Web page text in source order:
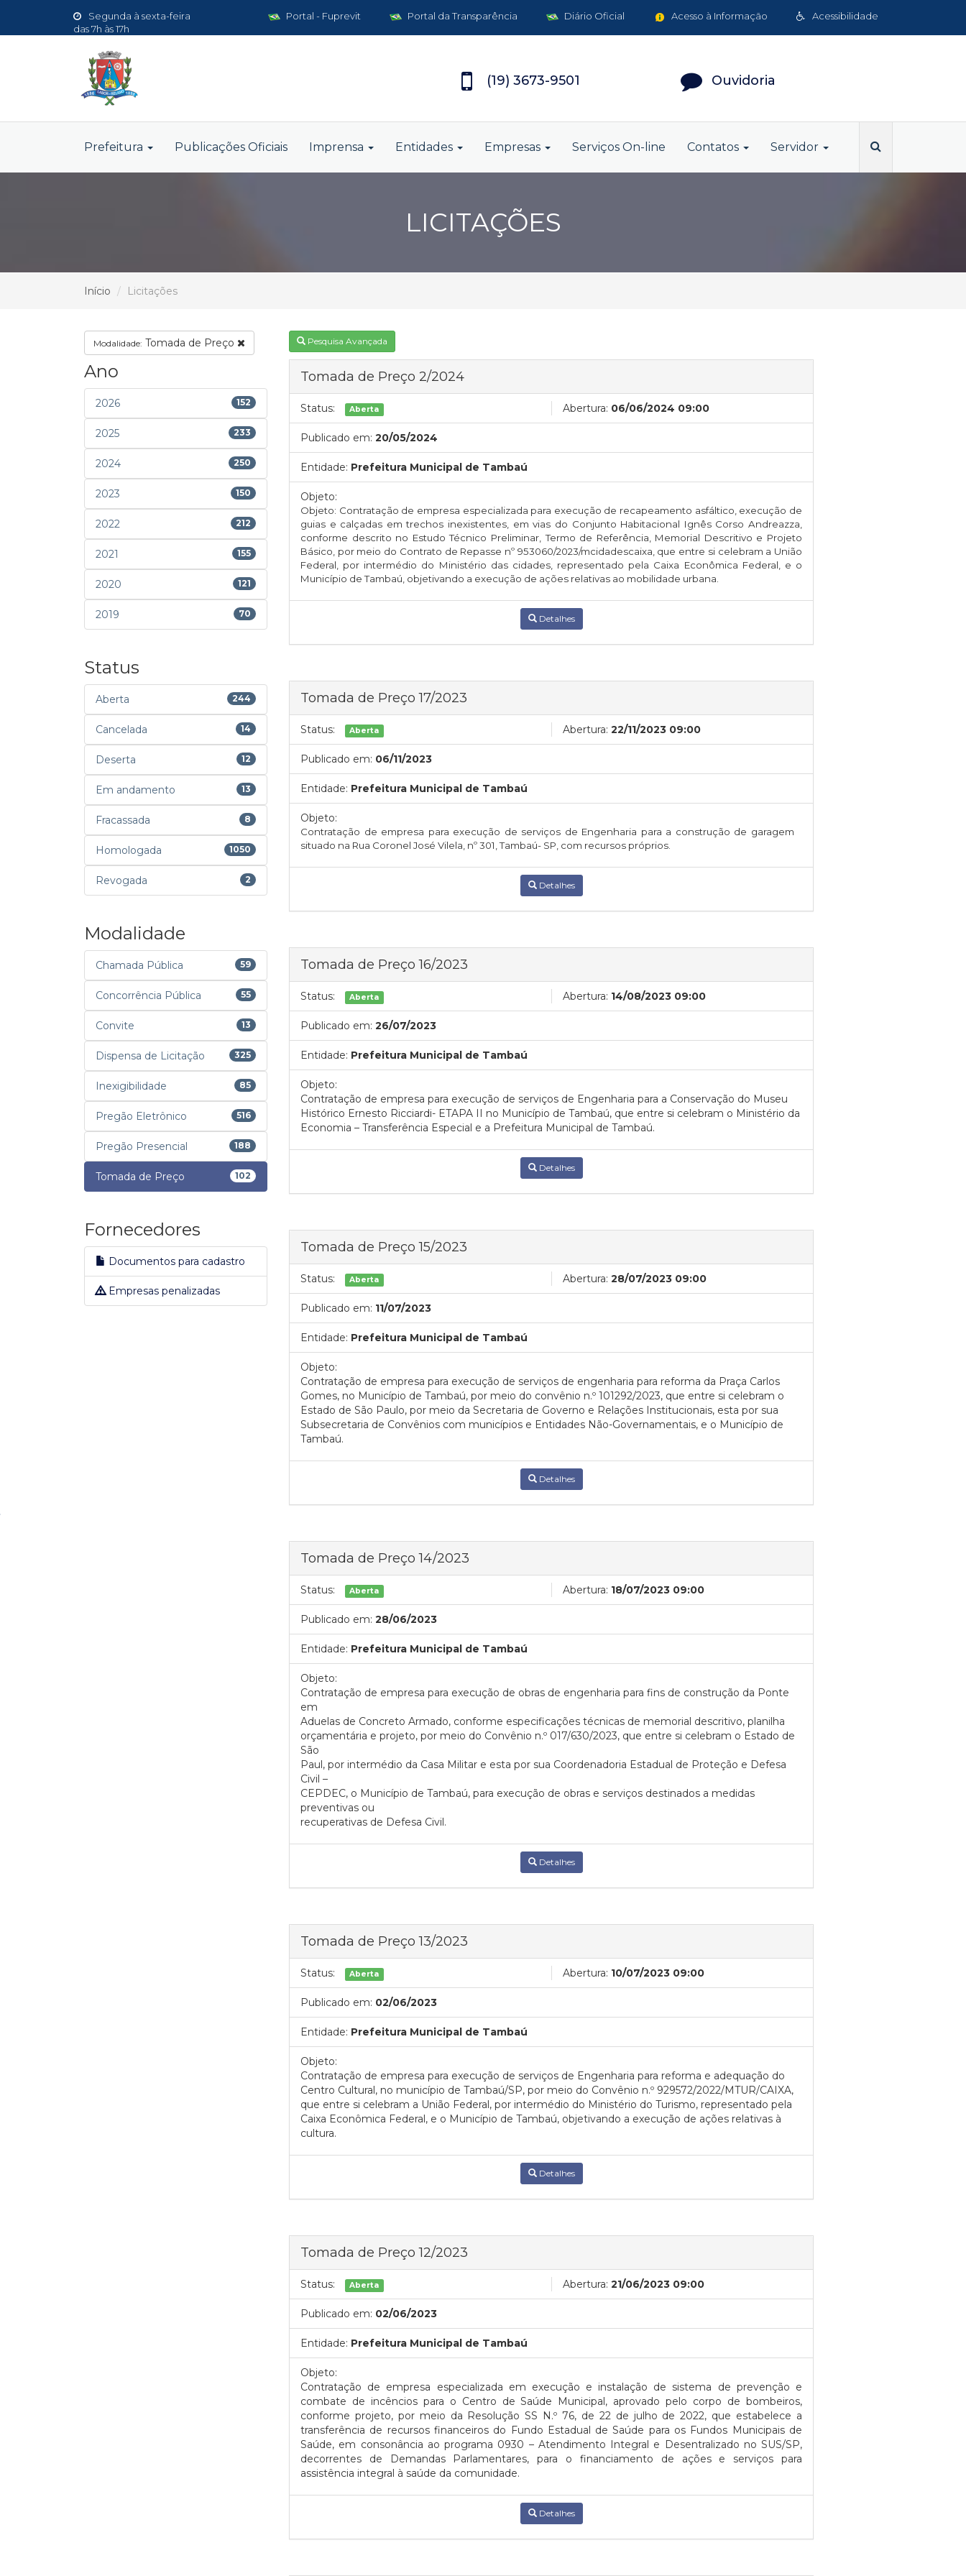
Segunda à sexta-feira
das 7h às 17h
Acessibilidade
Acesso à Informação
Diário Oficial
Portal da Transparência
Portal - Fuprevit
(19) 3673-9501 Ouvidoria
Prefeitura Publicações Oficiais Imprensa Entidades Empresas Serviços On-line Contatos Servidor
LICITAÇÕES
Início Licitações
Modalidade: Tomada de Preço
Ano
2026 152
2025 233
2024 250
2023 150
2022 212
2021 155
2020 121
2019 70
Status
Aberta 244
Cancelada 14
Deserta 12
Em andamento 13
Fracassada 8
Homologada 1050
Revogada 2
Modalidade
Chamada Pública 59
Concorrência Pública 55
Convite 13
Dispensa de Licitação 325
Inexigibilidade 85
Pregão Eletrônico 516
Pregão Presencial 188
Tomada de Preço 102
Fornecedores
Documentos para cadastro
Empresas penalizadas
Pesquisa Avançada
Tomada de Preço 2/2024
Status: Aberta Abertura: 06/06/2024 09:00
Publicado em: 20/05/2024
Entidade: Prefeitura Municipal de Tambaú
Objeto:
Objeto: Contratação de empresa especializada para execução de recapeamento asfáltico, execução de
guias e calçadas em trechos inexistentes, em vias do Conjunto Habitacional Ignês Corso Andreazza,
conforme descrito no Estudo Técnico Preliminar, Termo de Referência, Memorial Descritivo e Projeto
Básico, por meio do Contrato de Repasse nº 953060/2023/mcidadescaixa, que entre si celebram a União
Federal, por intermédio do Ministério das cidades, representado pela Caixa Econômica Federal, e o
Município de Tambaú, objetivando a execução de ações relativas ao mobilidade urbana.
Detalhes
Tomada de Preço 17/2023
Status: Aberta Abertura: 22/11/2023 09:00
Publicado em: 06/11/2023
Entidade: Prefeitura Municipal de Tambaú
Objeto:
Contratação de empresa para execução de serviços de Engenharia para a construção de garagem
situado na Rua Coronel José Vilela, nº 301, Tambaú- SP, com recursos próprios.
Detalhes
Tomada de Preço 16/2023
Status: Aberta Abertura: 14/08/2023 09:00
Publicado em: 26/07/2023
Entidade: Prefeitura Municipal de Tambaú
Objeto:
Contratação de empresa para execução de serviços de Engenharia para a Conservação do Museu
Histórico Ernesto Ricciardi- ETAPA II no Município de Tambaú, que entre si celebram o Ministério da
Economia – Transferência Especial e a Prefeitura Municipal de Tambaú.
Detalhes
Tomada de Preço 15/2023
Status: Aberta Abertura: 28/07/2023 09:00
Publicado em: 11/07/2023
Entidade: Prefeitura Municipal de Tambaú
Objeto:
Contratação de empresa para execução de serviços de engenharia para reforma da Praça Carlos
Gomes, no Município de Tambaú, por meio do convênio n.º 101292/2023, que entre si celebram o
Estado de São Paulo, por meio da Secretaria de Governo e Relações Institucionais, esta por sua
Subsecretaria de Convênios com municípios e Entidades Não-Governamentais, e o Município de
Tambaú.
Detalhes
Tomada de Preço 14/2023
Status: Aberta Abertura: 18/07/2023 09:00
Publicado em: 28/06/2023
Entidade: Prefeitura Municipal de Tambaú
Objeto:
Contratação de empresa para execução de obras de engenharia para fins de construção da Ponte
em
Aduelas de Concreto Armado, conforme especificações técnicas de memorial descritivo, planilha
orçamentária e projeto, por meio do Convênio n.º 017/630/2023, que entre si celebram o Estado de
São
Paul, por intermédio da Casa Militar e esta por sua Coordenadoria Estadual de Proteção e Defesa
Civil –
CEPDEC, o Município de Tambaú, para execução de obras e serviços destinados a medidas
preventivas ou
recuperativas de Defesa Civil.
Detalhes
Tomada de Preço 13/2023
Status: Aberta Abertura: 10/07/2023 09:00
Publicado em: 02/06/2023
Entidade: Prefeitura Municipal de Tambaú
Objeto:
Contratação de empresa para execução de serviços de Engenharia para reforma e adequação do
Centro Cultural, no município de Tambaú/SP, por meio do Convênio n.º 929572/2022/MTUR/CAIXA,
que entre si celebram a União Federal, por intermédio do Ministério do Turismo, representado pela
Caixa Econômica Federal, e o Município de Tambaú, objetivando a execução de ações relativas à
cultura.
Detalhes
Tomada de Preço 12/2023
Status: Aberta Abertura: 21/06/2023 09:00
Publicado em: 02/06/2023
Entidade: Prefeitura Municipal de Tambaú
Objeto:
Contratação de empresa especializada em execução e instalação de sistema de prevenção e
combate de incêncios para o Centro de Saúde Municipal, aprovado pelo corpo de bombeiros,
conforme projeto, por meio da Resolução SS N.º 76, de 22 de julho de 2022, que estabelece a
transferência de recursos financeiros do Fundo Estadual de Saúde para os Fundos Municipais de
Saúde, em consonância ao programa 0930 – Atendimento Integral e Desentralizado no SUS/SP,
decorrentes de Demandas Parlamentares, para o financiamento de ações e serviços para
assistência integral à saúde da comunidade.
Detalhes